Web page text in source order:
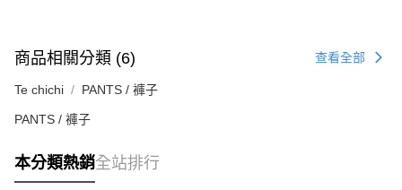
商品相關分類 (6) 查看全部
Te chichi PANTS / 褲子
PANTS / 褲子
本分類熱銷全站排行